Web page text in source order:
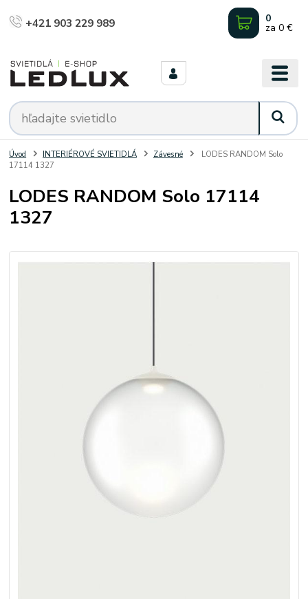
+421 903 229 989 0
za 0 €
Úvod INTERIÉROVÉ SVIETIDLÁ Závesné
LODES RANDOM Solo
17114 1327
LODES RANDOM Solo 17114
1327